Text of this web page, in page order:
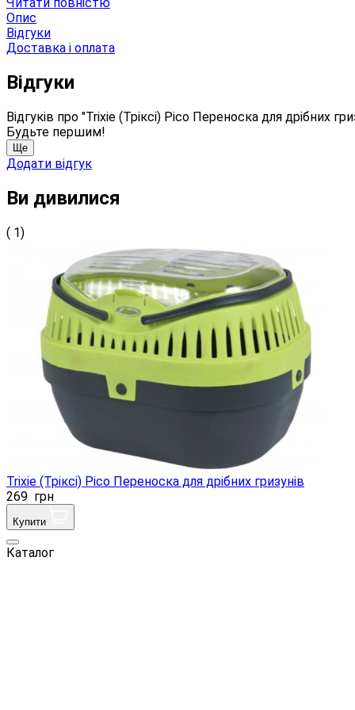
Опис
Відгуки
Доставка і оплата
Відгуки
Відгуків про "Trixie (Тріксі) Pico Переноска для дрібних
Будьте першим!
Ще
Додати відгук
Ви дивилися
( 1)
Trixie (Тріксі) Pico Переноска для дрібних гризунів
269 грн
Купити
Каталог